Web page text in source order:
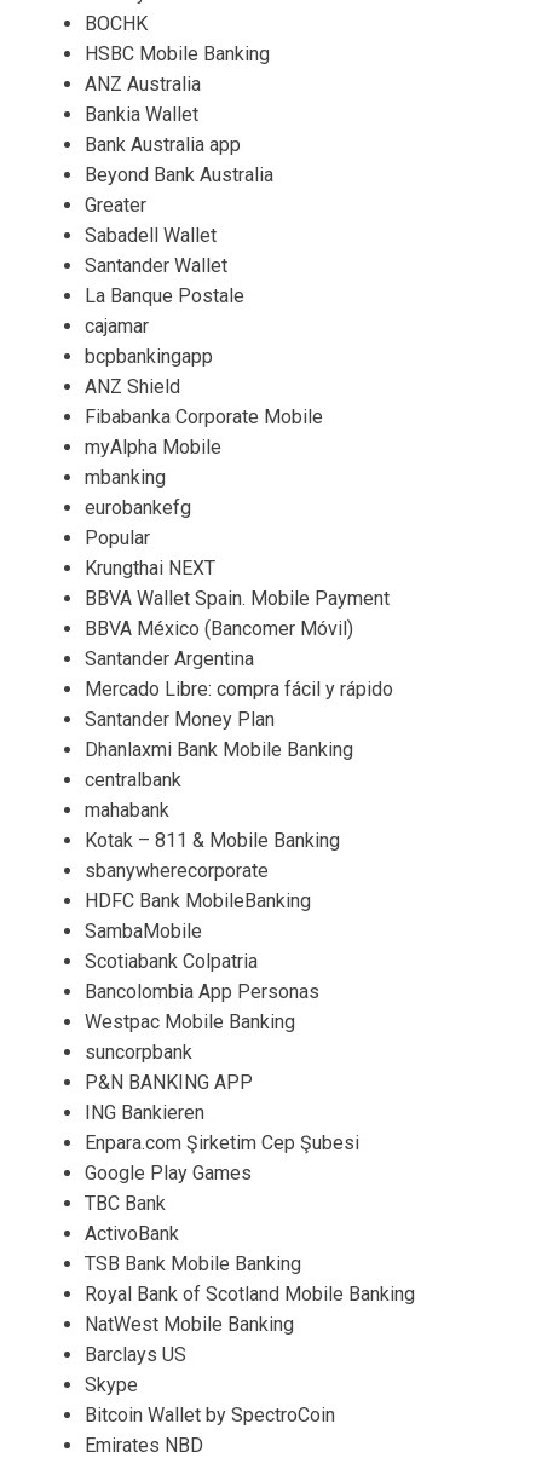
BOCHK
HSBC Mobile Banking
ANZ Australia
Bankia Wallet
Bank Australia app
Beyond Bank Australia
Greater
Sabadell Wallet
Santander Wallet
La Banque Postale
cajamar
bcpbankingapp
ANZ Shield
Fibabanka Corporate Mobile
myAlpha Mobile
mbanking
eurobankefg
Popular
Krungthai NEXT
BBVA Wallet Spain. Mobile Payment
BBVA México (Bancomer Móvil)
Santander Argentina
Mercado Libre: compra fácil y rápido
Santander Money Plan
Dhanlaxmi Bank Mobile Banking
centralbank
mahabank
Kotak – 811 & Mobile Banking
sbanywherecorporate
HDFC Bank MobileBanking
SambaMobile
Scotiabank Colpatria
Bancolombia App Personas
Westpac Mobile Banking
suncorpbank
P&N BANKING APP
ING Bankieren
Enpara.com Şirketim Cep Şubesi
Google Play Games
TBC Bank
ActivoBank
TSB Bank Mobile Banking
Royal Bank of Scotland Mobile Banking
NatWest Mobile Banking
Barclays US
Skype
Bitcoin Wallet by SpectroCoin
Emirates NBD